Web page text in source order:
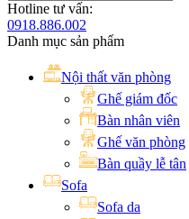
Hotline tư vấn:
0918.886.002
Danh mục sản phẩm
Nội thất văn phòng
Ghế giám đốc
Bàn nhân viên
Ghế văn phòng
Bàn quầy lễ tân
Sofa
Sofa da